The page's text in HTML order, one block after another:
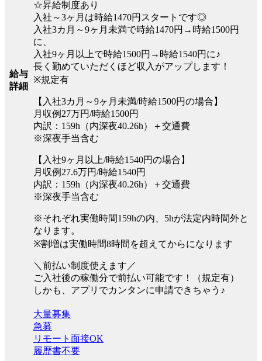
給与
詳細
☆昇給制度あり
入社～3ヶ月は時給1470円スタートです◎
入社3カ月～9ヶ月未満で時給1470円→時給1500円
に、
入社9ヶ月以上で時給1500円→時給1540円に♪
長く勤めていただくほど収入がアップします！
※規定有
【入社3カ月～9ヶ月未満/時給1500円の場合】
月収例27万円/時給1500円
内訳：159h（内深夜40.26h）＋交通費
※深夜手当含む
【入社9ヶ月以上/時給1540円の場合】
月収例27.6万円/時給1540円
内訳：159h（内深夜40.26h）＋交通費
※深夜手当含む
※それぞれ実働時間159hの内、5hが法定内時間外と
なります。
※割増は実働時間8時間を超えてからになります
＼前払い制度使えます／
ご入社後の稼働分で前払い可能です！（規定有）
しかも、アプリでカンタンに申請できちゃう♪
大量募集
急募
リモート面接OK
履歴書不要